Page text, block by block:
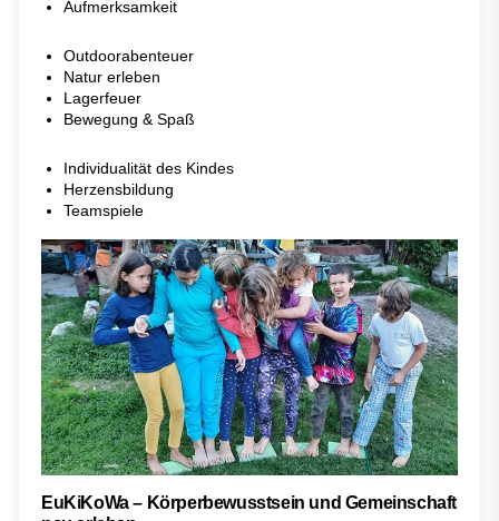
Aufmerksamkeit
Outdoorabenteuer
Natur erleben
Lagerfeuer
Bewegung & Spaß
Individualität des Kindes
Herzensbildung
Teamspiele
EuKiKoWa – Körperbewusstsein und Gemeinschaft